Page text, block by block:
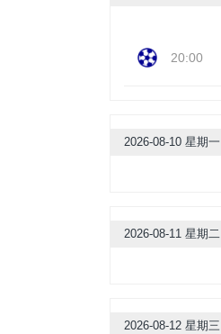
20:00
2026-08-10 星期一
2026-08-11 星期二
2026-08-12 星期三